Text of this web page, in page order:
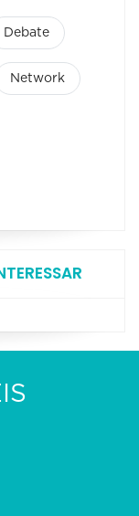
Debate
Network